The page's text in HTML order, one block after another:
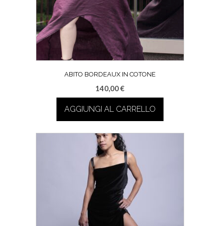
ABITO BORDEAUX IN COTONE
140,00€
AGGIUNGI AL CARRELLO